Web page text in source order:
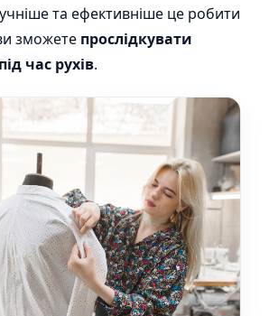
та ефективніше це робити
зможете прослідкувати
час рухів.